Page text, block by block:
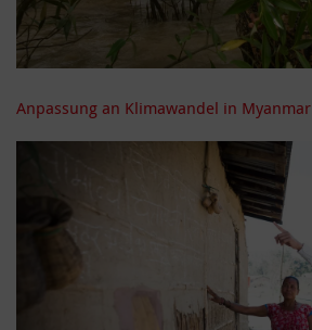
Anpassung an Klimawandel in Myanmar